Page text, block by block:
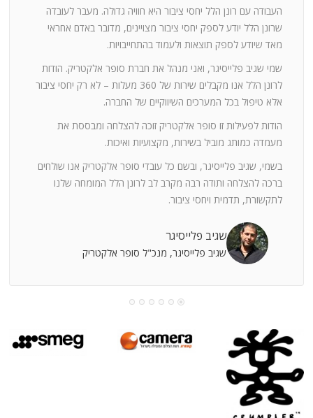
העבודה עם רונן הלל יחסי ציבור היא חוויה גדולה. מעבר לעובדה
שרונן הלל יודע לספק יחסי ציבור מצויינים, מדובר באדם אחראי
מאד שיודע לספק תוצאות ולעמוד בהתחייבויות.
שמי שגיב פלייסיגר, ואני מנהל את חברת סופר אלקטריק. הודות
לרונן הלל אנו מקבלים שירות של 360 מעלות – לא רק יחסי ציבור
אלא טיפול בכל המערכים השיווקיים של החברה.
הודות לפעילות זו סופר אלקטריק זוכה להצלחה ומבססת את
מעמדה כמותג מוביל בשירות, מקצועיות ואיכות.
בשמי, שגיב פלייסיגר, ובשם כל עובדי סופר אלקטריק אנו שולחים
ברכה להצלחה ותודה רבה מקרב לב לרונן הלל המומחה שלנו
לתקשורת, תדמית ויחסי ציבור.
שגיב פלייסיגר
שגיב פלייסיגר, מנכ"ל סופר אלקטריק